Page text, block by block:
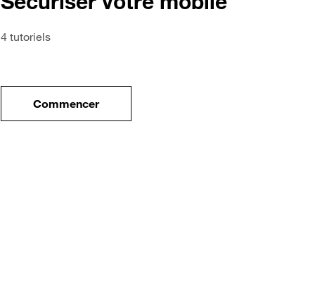
nouveau mobile
4 tutoriels
Commencerle tuto pour Sécuriser votre mobile